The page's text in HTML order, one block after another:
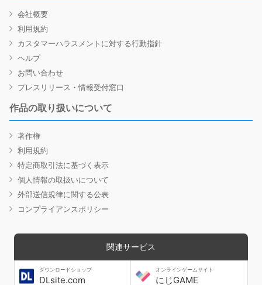
会社概要
利用規約
カスタマーハラスメントに対する行動指針
ヘルプ
お問い合わせ
プレスリリース・情報受付窓口
作品の取り扱いについて
著作権
利用規約
特定商取引法に基づく表示
個人情報の取扱いについて
外部送信規律に関する公表
コンプライアンスポリシー
関連サービス
ダウンロードショップ
DLsite.com
オンラインゲームサイト
にじGAME